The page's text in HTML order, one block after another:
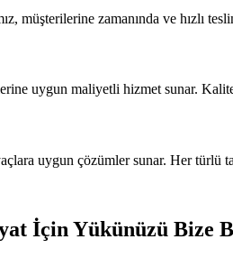
müşterilerine zamanında ve hızlı
uygun maliyetli hizmet sunar.
uygun çözümler sunar. Her türlü
İçin Yükünüzü Bize